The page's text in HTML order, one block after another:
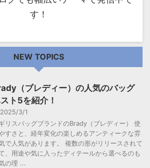
す！
NEW TOPICS
（ブレディー）の人気のバッグ
ト5を紹介！
2025/3/1
リスバッグブランドのBrady（ブレディー） 使
すさと、経年変化の楽しめるアンティークな雰
で人気があります。 複数の形がリリースされて
、用途や気に入ったディテールから選べるのも
の理 ...